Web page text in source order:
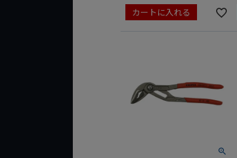
カートに入れる